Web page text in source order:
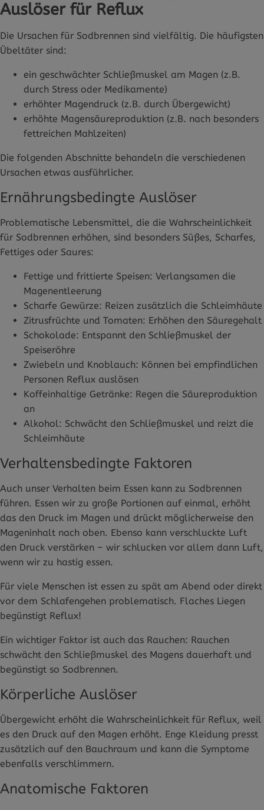
Auslöser für Reflux
Die Ursachen für Sodbrennen sind vielfältig. Die häufigsten
Übeltäter sind:
ein geschwächter Schließmuskel am Magen (z.B.
durch Stress oder Medikamente)
erhöhter Magendruck (z.B. durch Übergewicht)
erhöhte Magensäureproduktion (z.B. nach besonders
fettreichen Mahlzeiten)
Die folgenden Abschnitte behandeln die verschiedenen
Ursachen etwas ausführlicher.
Ernährungsbedingte Auslöser
Problematische Lebensmittel, die die Wahrscheinlichkeit
für Sodbrennen erhöhen, sind besonders Süßes, Scharfes,
Fettiges oder Saures:
Fettige und frittierte Speisen: Verlangsamen die
Magenentleerung
Scharfe Gewürze: Reizen zusätzlich die Schleimhäute
Zitrusfrüchte und Tomaten: Erhöhen den Säuregehalt
Schokolade: Entspannt den Schließmuskel der
Speiseröhre
Zwiebeln und Knoblauch: Können bei empfindlichen
Personen Reflux auslösen
Koffeinhaltige Getränke: Regen die Säureproduktion
an
Alkohol: Schwächt den Schließmuskel und reizt die
Schleimhäute
Verhaltensbedingte Faktoren
Auch unser Verhalten beim Essen kann zu Sodbrennen
führen. Essen wir zu große Portionen auf einmal, erhöht
das den Druck im Magen und drückt möglicherweise den
Mageninhalt nach oben. Ebenso kann verschluckte Luft
den Druck verstärken – wir schlucken vor allem dann Luft,
wenn wir zu hastig essen.
Für viele Menschen ist essen zu spät am Abend oder direkt
vor dem Schlafengehen problematisch. Flaches Liegen
begünstigt Reflux!
Ein wichtiger Faktor ist auch das Rauchen: Rauchen
schwächt den Schließmuskel des Magens dauerhaft und
begünstigt so Sodbrennen.
Körperliche Auslöser
Übergewicht erhöht die Wahrscheinlichkeit für Reflux, weil
es den Druck auf den Magen erhöht. Enge Kleidung presst
zusätzlich auf den Bauchraum und kann die Symptome
ebenfalls verschlimmern.
Anatomische Faktoren